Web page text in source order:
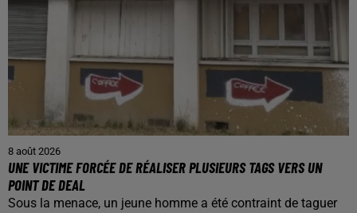
8 août 2026
UNE VICTIME FORCÉE DE RÉALISER PLUSIEURS TAGS VERS UN
POINT DE DEAL
Sous la menace, un jeune homme a été contraint de taguer